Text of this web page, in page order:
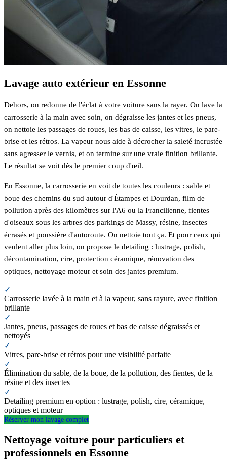
Lavage auto extérieur en Essonne
Dehors, on redonne de l'éclat à votre voiture sans la rayer. On lave la
carrosserie à la main avec soin, on dégraisse les jantes et les pneus,
on nettoie les passages de roues, les bas de caisse, les vitres, le pare-
brise et les rétros. La vapeur nous aide à décrocher la saleté incrustée
sans agresser le vernis, et on termine sur une vraie finition brillante.
Le résultat se voit dès le premier coup d'œil.
En Essonne, la carrosserie en voit de toutes les couleurs : sable et
boue des chemins du sud autour d'Étampes et Dourdan, film de
pollution après des kilomètres sur l'A6 ou la Francilienne, fientes
d'oiseaux sous les arbres des parkings de Massy, résine, insectes
écrasés et poussière d'autoroute. On nettoie tout ça. Et pour ceux qui
veulent aller plus loin, on propose le detailing : lustrage, polish,
décontamination, cire, protection céramique, rénovation des
optiques, nettoyage moteur et soin des jantes premium.
✓
Carrosserie lavée à la main et à la vapeur, sans rayure, avec finition
brillante
✓
Jantes, pneus, passages de roues et bas de caisse dégraissés et
nettoyés
✓
Vitres, pare-brise et rétros pour une visibilité parfaite
✓
Élimination du sable, de la boue, de la pollution, des fientes, de la
résine et des insectes
✓
Detailing premium en option : lustrage, polish, cire, céramique,
optiques et moteur
Réserver mon lavage complet
Nettoyage voiture pour particuliers et
professionnels en Essonne